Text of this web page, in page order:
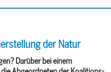
der Natur
Darüber bei einem